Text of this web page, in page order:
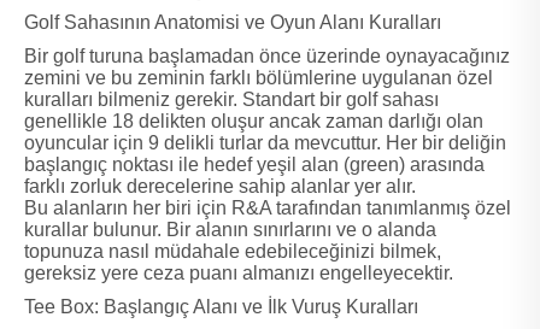
Golf Sahasının Anatomisi ve Oyun Alanı Kuralları
Bir golf turuna başlamadan önce üzerinde oynayacağınız
zemini ve bu zeminin farklı bölümlerine uygulanan özel
kuralları bilmeniz gerekir. Standart bir golf sahası
genellikle 18 delikten oluşur ancak zaman darlığı olan
oyuncular için 9 delikli turlar da mevcuttur. Her bir deliğin
başlangıç noktası ile hedef yeşil alan (green) arasında
farklı zorluk derecelerine sahip alanlar yer alır.
Bu alanların her biri için R&A tarafından tanımlanmış özel
kurallar bulunur. Bir alanın sınırlarını ve o alanda
topunuza nasıl müdahale edebileceğinizi bilmek,
gereksiz yere ceza puanı almanızı engelleyecektir.
Tee Box: Başlangıç Alanı ve İlk Vuruş Kuralları